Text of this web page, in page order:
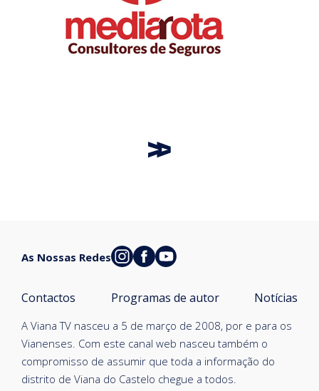
A Viana TV nasceu a 5 de março de 2008, por e para os
Vianenses. Com este canal web nasceu também o
compromisso de assumir que toda a informação do
distrito de Viana do Castelo chegue a todos.
Contactos Programas de autor Notícias
As Nossas Redes